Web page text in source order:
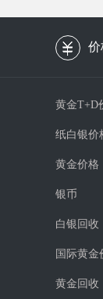
价
黄金T+D
纸白银价
黄金价格
银币
白银回收
国际黄金
黄金回收